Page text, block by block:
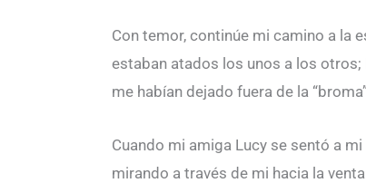
Con temor, continúe mi camino a la
estaban atados los unos a los
me habían dejado fuera de la
Cuando mi amiga Lucy se sentó a
mirando a través de mi hacia la